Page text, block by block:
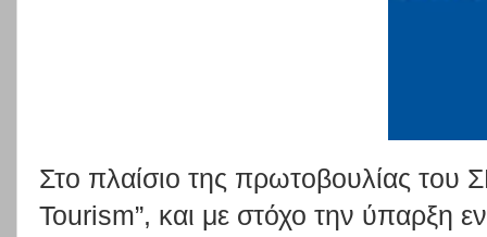
Στο πλαίσιο της πρωτοβουλίας
Tourism”, και με στόχο την ύπαρξη